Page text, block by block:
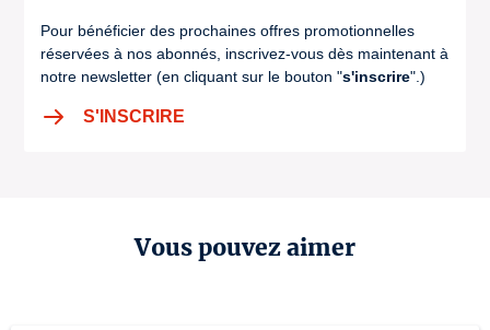
Pour bénéficier des prochaines offres promotionnelles
réservées à nos abonnés, inscrivez-vous dès maintenant à
notre newsletter (en cliquant sur le bouton "s'inscrire".)
S'INSCRIRE
Vous pouvez aimer